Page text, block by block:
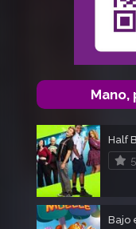
Mano,
Half
5
Bajo